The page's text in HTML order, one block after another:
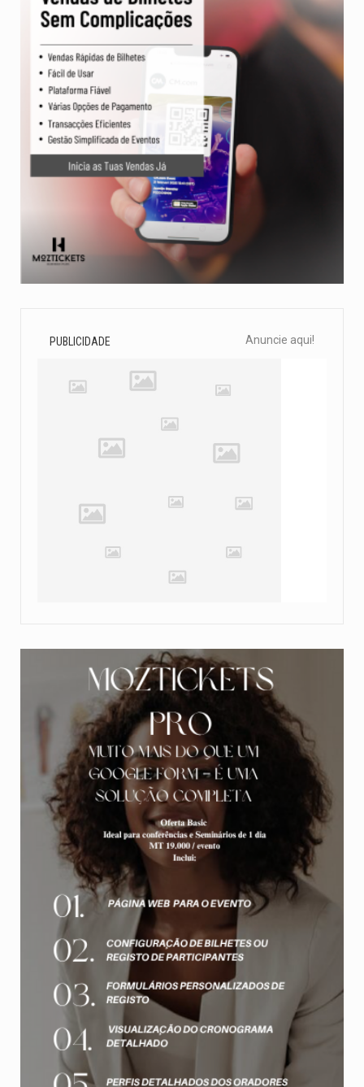
PUBLICIDADE Anuncie aqui!